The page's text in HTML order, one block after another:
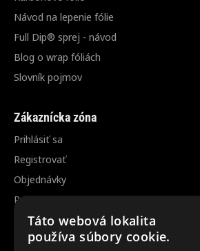
Návod na lepenie fólie
Full Dip® sprej - návod
Blog o wrap fóliách
Slovník pojmov
Zákaznícka zóna
Prihlásiť sa
Registrovať
Objednávky
Reklamácia / vrátenie tovaru
Zrušenie objednávky
Táto webová lokalita
používa súbory cookie.